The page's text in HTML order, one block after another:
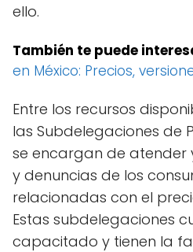
ello.
También te puede
en México: Precios,
Entre los recursos
las Subdelegaciones de
se encargan de atender
y denuncias de los
relacionadas con el
Estas subdelegaciones
capacitado y tienen la